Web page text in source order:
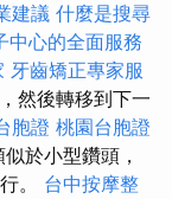
建議 什麼是搜尋
中心的全面服務
牙齒矯正專家服
然後轉移到下一
胞證 桃園台胞證
於小型鑽頭，
。 台中按摩整